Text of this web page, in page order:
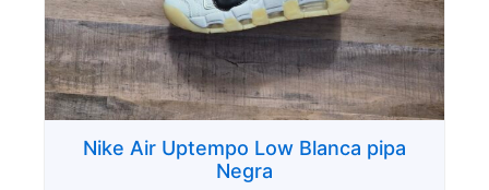
Nike Air Uptempo Low Blanca pipa
Negra